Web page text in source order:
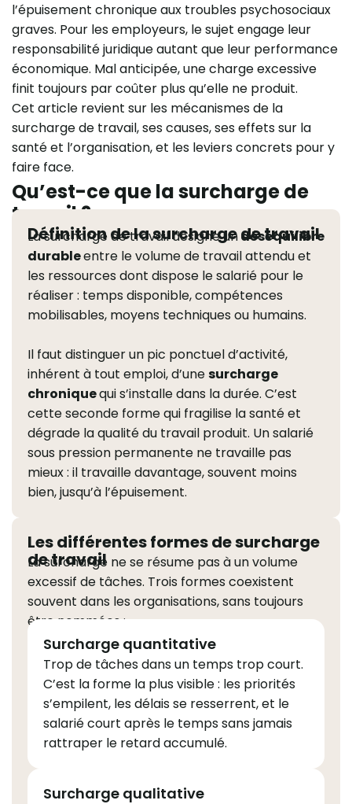
l’épuisement chronique aux troubles psychosociaux
graves. Pour les employeurs, le sujet engage leur
responsabilité juridique autant que leur performance
économique. Mal anticipée, une charge excessive
finit toujours par coûter plus qu’elle ne produit.
Cet article revient sur les mécanismes de la
surcharge de travail, ses causes, ses effets sur la
santé et l’organisation, et les leviers concrets pour y
faire face.
Qu’est-ce que la surcharge de
travail ?
Définition de la surcharge de travail
La surcharge de travail désigne undéséquilibre
durableentre le volume de travail attendu et
les ressources dont dispose le salarié pour le
réaliser : temps disponible, compétences
mobilisables, moyens techniques ou humains.
Il faut distinguer un pic ponctuel d’activité,
inhérent à tout emploi, d’unesurcharge
chroniquequi s’installe dans la durée. C’est
cette seconde forme qui fragilise la santé et
dégrade la qualité du travail produit. Un salarié
sous pression permanente ne travaille pas
mieux : il travaille davantage, souvent moins
bien, jusqu’à l’épuisement.
Les différentes formes de surcharge
de travail
La surcharge ne se résume pas à un volume
excessif de tâches. Trois formes coexistent
souvent dans les organisations, sans toujours
être nommées :
Surcharge quantitative
Trop de tâches dans un temps trop court.
C’est la forme la plus visible : les priorités
s’empilent, les délais se resserrent, et le
salarié court après le temps sans jamais
rattraper le retard accumulé.
Surcharge qualitative